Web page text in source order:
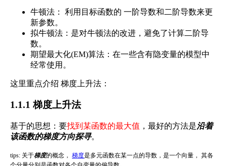
牛顿法： 利用目标函数的 一阶导数和二阶导数来更
新参数。
拟牛顿法：是对牛顿法的改进，避免了计算二阶导
数。
期望最大化(EM)算法：在一些含有隐变量的模型中
经常使用。
这里重点介绍 梯度上升法：
1.1.1 梯度上升法
基于的思想：要找到某函数的最大值 ，最好的方法是沿着
该函数的梯度方向探寻。
tips: 关于梯度的概念， 梯度是多元函数在某一点的导数，是一个向量， 其各